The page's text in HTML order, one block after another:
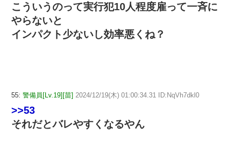
こういうのって実行犯10人程度雇って一斉に
やらないと
インパクト少ないし効率悪くね？
55: 警備員[Lv.19][苗] 2024/12/19(木) 01:00:34.31 ID:NqVh7dkl0
>>53
それだとバレやすくなるやん